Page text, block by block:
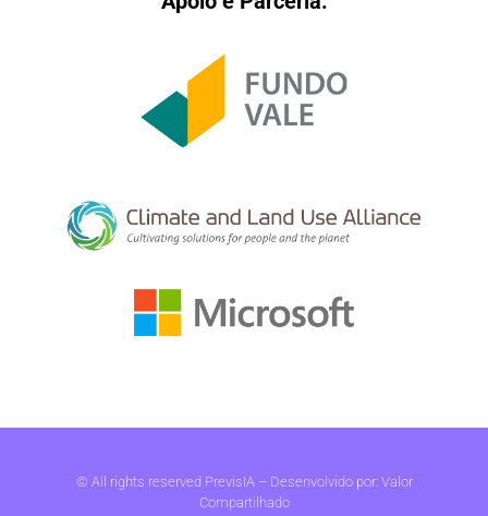
© All rights reserved PrevisIA – Desenvolvido por: Valor
Compartilhado